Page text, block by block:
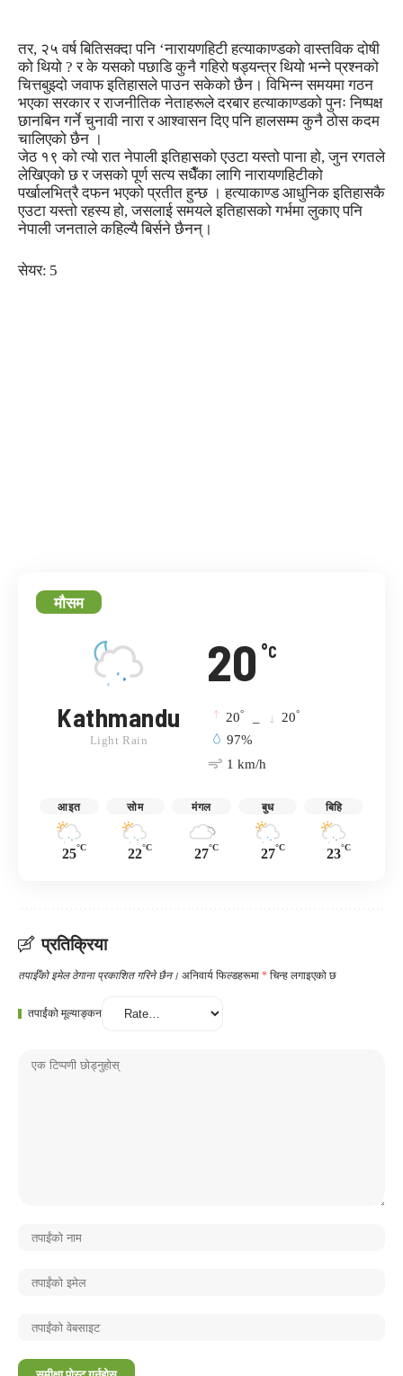
तर, २५ वर्ष बितिसक्दा पनि ‘नारायणहिटी हत्याकाण्डको वास्तविक दोषी
को थियो ? र के यसको पछाडि कुनै गहिरो षड्यन्त्र थियो भन्ने प्रश्नको
चित्तबुझ्दो जवाफ इतिहासले पाउन सकेको छैन। विभिन्न समयमा गठन
भएका सरकार र राजनीतिक नेताहरूले दरबार हत्याकाण्डको पुनः निष्पक्ष
छानबिन गर्ने चुनावी नारा र आश्वासन दिए पनि हालसम्म कुनै ठोस कदम
चालिएको छैन ।
जेठ १९ को त्यो रात नेपाली इतिहासको एउटा यस्तो पाना हो, जुन रगतले
लेखिएको छ र जसको पूर्ण सत्य सधैँका लागि नारायणहिटीको
पर्खालभित्रै दफन भएको प्रतीत हुन्छ । हत्याकाण्ड आधुनिक इतिहासकै
एउटा यस्तो रहस्य हो, जसलाई समयले इतिहासको गर्भमा लुकाए पनि
नेपाली जनताले कहिल्यै बिर्सने छैनन्।
सेयर: 5
मौसम
20 °C
Kathmandu
Light Rain
20° 20°
97%
1 km/h
आइत
25°C
सोम
22°C
मंगल
27°C
बुध
27°C
बिहि
23°C
प्रतिक्रिया
तपाईँको इमेल ठेगाना प्रकाशित गरिने छैन। अनिवार्य फिल्डहरूमा * चिन्ह लगाइएको छ
तपाईंको मूल्याङ्कन